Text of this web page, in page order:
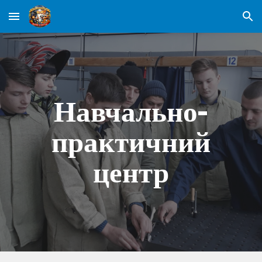
Skip to main content Skip to navigation
Навчально-
практичний
центр